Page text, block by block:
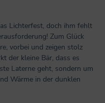
Lichterfest, doch ihm fehlt
Zum Glück
vorbei und zeigen stolz
der kleine Bär, dass es
Laterne geht, sondern um
Wärme in der dunklen